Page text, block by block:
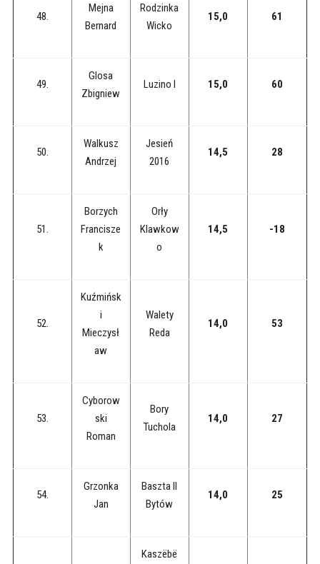
48.
Mejna
Bernard
Rodzinka
Wicko
15,0 61
49.
Glosa
Zbigniew
Luzino I 15,0 60
50.
Walkusz
Andrzej
Jesień
2016
14,5 28
51.
Borzych
Francisze
k
Orły
Klawkow
o
14,5 -18
52.
Kuźmińsk
i
Mieczysł
aw
Walety
Reda
14,0 53
53.
Cyborow
ski
Roman
Bory
Tuchola
14,0 27
54.
Grzonka
Jan
Baszta II
Bytów
14,0 25
Kaszëbë